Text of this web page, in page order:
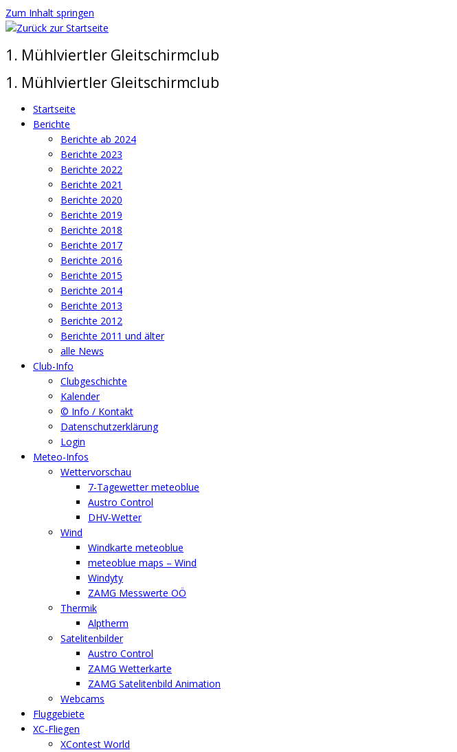
Zum Inhalt springen
1. Mühlviertler Gleitschirmclub
1. Mühlviertler Gleitschirmclub
Startseite
Berichte
Berichte ab 2024
Berichte 2023
Berichte 2022
Berichte 2021
Berichte 2020
Berichte 2019
Berichte 2018
Berichte 2017
Berichte 2016
Berichte 2015
Berichte 2014
Berichte 2013
Berichte 2012
Berichte 2011 und älter
alle News
Club-Info
Clubgeschichte
Kalender
© Info / Kontakt
Datenschutzerklärung
Login
Meteo-Infos
Wettervorschau
7-Tagewetter meteoblue
Austro Control
DHV-Wetter
Wind
Windkarte meteoblue
meteoblue maps – Wind
Windyty
ZAMG Messwerte OÖ
Thermik
Alptherm
Satelitenbilder
Austro Control
ZAMG Wetterkarte
ZAMG Satelitenbild Animation
Webcams
Fluggebiete
XC-Fliegen
XContest World